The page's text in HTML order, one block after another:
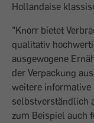
Hollandaise
"Knorr bietet
qualitativ
ausgewogene
der Verpackung
weitere informative
selbstverständlich
zum Beispiel auch